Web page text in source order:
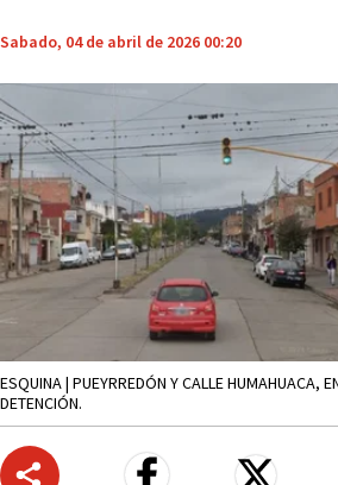
Sabado, 04 de abril de 2026 00:20
ESQUINA | PUEYRREDÓN Y CALLE HUMAHUACA,
DETENCIÓN.